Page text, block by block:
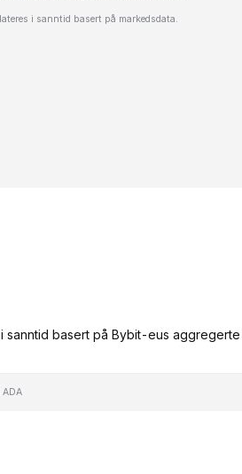
i sanntid basert på markedsdata.
basert på Bybit-eus
ADA